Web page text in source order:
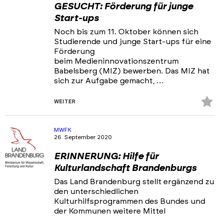
GESUCHT: Förderung für junge
Start-ups
Noch bis zum 11. Oktober können sich
Studierende und junge Start-ups für eine
Förderung
beim Medieninnovationszentrum
Babelsberg (MIZ) bewerben. Das MIZ hat
sich zur Aufgabe gemacht, …
WEITER
MWFK
26. September 2020
ERINNERUNG: Hilfe für
Kulturlandschaft Brandenburgs
Das Land Brandenburg stellt ergänzend zu
den unterschiedlichen
Kulturhilfsprogrammen des Bundes und
der Kommunen weitere Mittel